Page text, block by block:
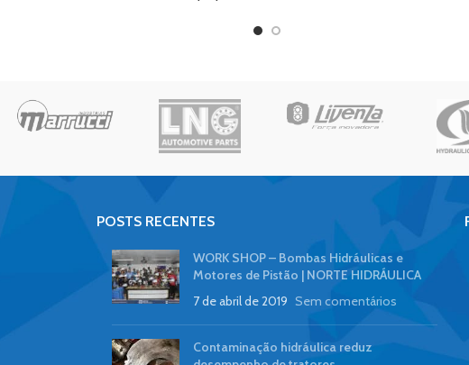
POSTS RECENTES
WORK SHOP – Bombas Hidráulicas e
Motores de Pistão | NORTE HIDRÁULICA
7 de abril de 2019 Sem comentários
Contaminação hidráulica reduz